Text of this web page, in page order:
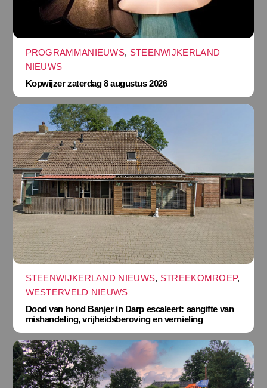
PROGRAMMANIEUWS, STEENWIJKERLAND
NIEUWS
Kopwijzer zaterdag 8 augustus 2026
STEENWIJKERLAND NIEUWS, STREEKOMROEP,
WESTERVELD NIEUWS
Dood van hond Banjer in Darp escaleert: aangifte van
mishandeling, vrijheidsberoving en vernieling